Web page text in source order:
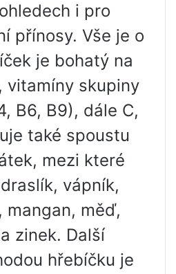
i pro
přínosy. Vše je o
je bohatý na
vitamíny skupiny
B6, B9), dále C,
také spoustu
mezi které
vápník,
mangan, měď,
zinek. Další
hřebíčku je